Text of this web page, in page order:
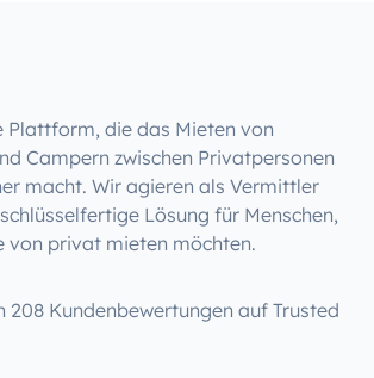
Plattform, die das Mieten von
Campern zwischen Privatpersonen
macht. Wir agieren als Vermittler
Lösung für Menschen,
von privat mieten möchten.
208 Kundenbewertungen auf Trusted